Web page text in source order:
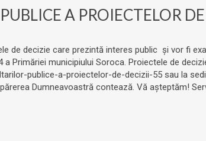
A PROIECTELOR
de decizie care prezintă interes public și vor fi
a Primăriei municipiului Soroca. Proiectele de
publice-a-proiectelor-de-decizii-55 sau la
Dumneavoastră contează. Vă așteptăm!